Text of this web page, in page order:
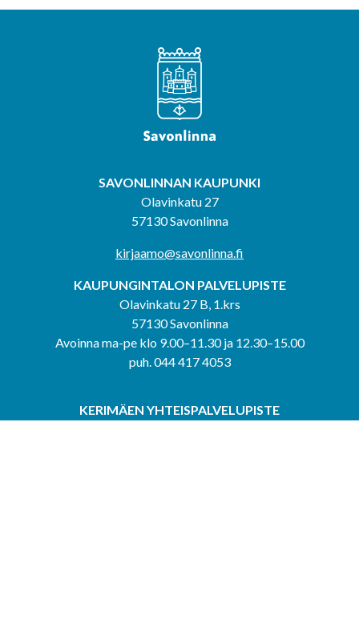
SAVONLINNAN KAUPUNKI
Olavinkatu 27
57130 Savonlinna
kirjaamo@savonlinna.fi
KAUPUNGINTALON PALVELUPISTE
Olavinkatu 27 B, 1.krs
57130 Savonlinna
Avoinna ma-pe klo 9.00–11.30 ja 12.30–15.00
puh. 044 417 4053
KERIMÄEN YHTEISPALVELUPISTE